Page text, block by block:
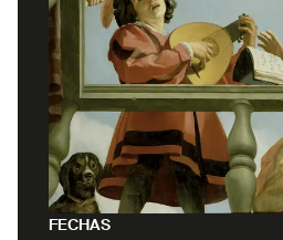
atracción por la música
interpretación historicista, le
como solista de
Akademie en Detmold,
Weinberger, con quien
e interpretaron la mayoría
importantes de Bach y a ser
del Ensemble Sarabande.
FECHAS